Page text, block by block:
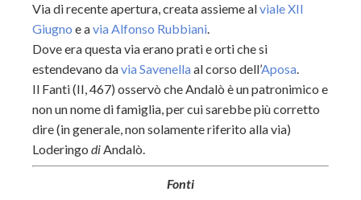
Via di recente apertura, creata assieme alviale XII
Giugno e avia Alfonso Rubbiani.
Dove era questa via erano prati e orti che si
estendevano davia Savenellaal corso dell’Aposa.
Il Fanti (II, 467) osservò che Andalò è un patronimico e
non un nome di famiglia, per cui sarebbe più corretto
dire (in generale, non solamente riferito alla via)
Loderingo diAndalò.
Fonti